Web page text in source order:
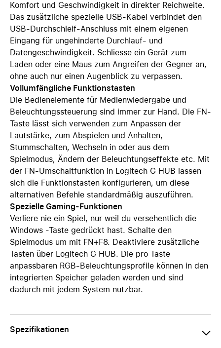
Komfort und Geschwindigkeit in direkter Reichweite.
Das zusätzliche spezielle USB-Kabel verbindet den
USB-Durchschleif-Anschluss mit einem eigenen
Eingang für ungehinderte Durchlauf- und
Datengeschwindigkeit. Schliesse ein Gerät zum
Laden oder eine Maus zum Angreifen der Gegner an,
ohne auch nur einen Augenblick zu verpassen.
Vollumfängliche Funktionstasten
Die Bedienelemente für Medienwiedergabe und
Beleuchtungssteuerung sind immer zur Hand. Die FN-
Taste lässt sich verwenden zum Anpassen der
Lautstärke, zum Abspielen und Anhalten,
Stummschalten, Wechseln in oder aus dem
Spielmodus, Ändern der Beleuchtungseffekte etc. Mit
der FN-Umschaltfunktion in Logitech G HUB lassen
sich die Funktionstasten konfigurieren, um diese
alternativen Befehle standardmäßig auszuführen.
Spezielle Gaming-Funktionen
Verliere nie ein Spiel, nur weil du versehentlich die
Windows -Taste gedrückt hast. Schalte den
Spielmodus um mit FN+F8. Deaktiviere zusätzliche
Tasten über Logitech G HUB. Die pro Taste
anpassbaren RGB-Beleuchtungsprofile können in den
integrierten Speicher geladen werden und sind
dadurch mit jedem System nutzbar.
Spezifikationen